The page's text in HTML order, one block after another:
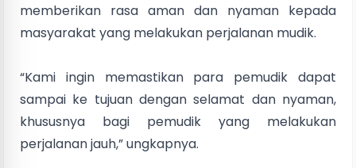
memberikan rasa aman dan nyaman kepada
masyarakat yang melakukan perjalanan mudik.
“Kami ingin memastikan para pemudik dapat
sampai ke tujuan dengan selamat dan nyaman,
khususnya bagi pemudik yang melakukan
perjalanan jauh,” ungkapnya.